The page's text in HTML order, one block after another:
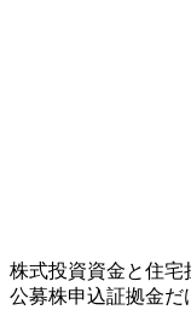
株式投資資金と住宅
公募株申込証拠金だ